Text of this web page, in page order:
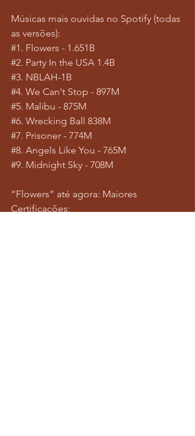
Músicas mais ouvidas no Spotify (todas
as versões):
#1. Flowers - 1.651B
#2. Party In the USA 1.4B
#3. NBLAH-1B
#4. We Can't Stop - 897M
#5. Malibu - 875M
#6. Wrecking Ball 838M
#7. Prisoner - 774M
#8. Angels Like You - 765M
#9. Midnight Sky - 708M
“Flowers” até agora: Maiores
Certificações: